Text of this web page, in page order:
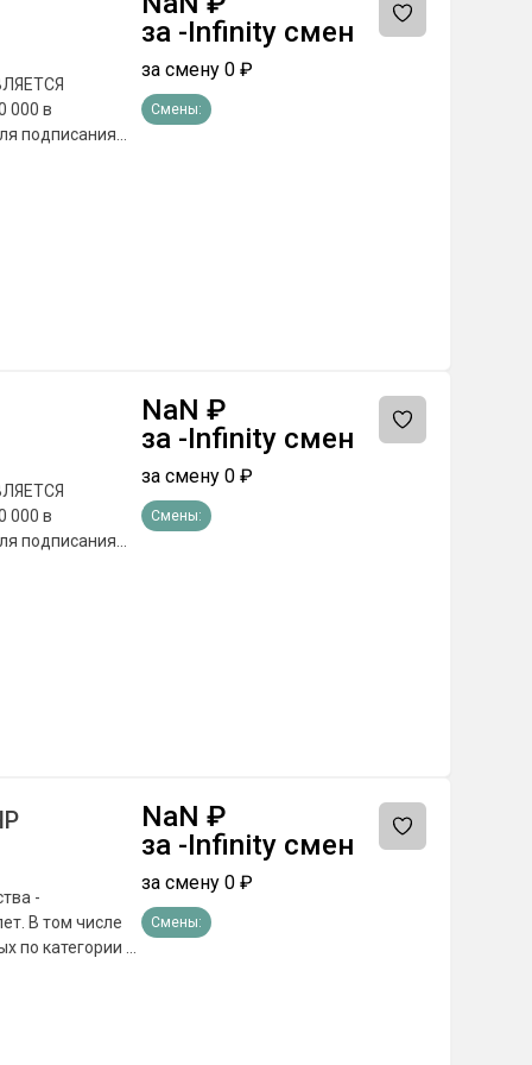
При
за -Infinity смен
за смену 0 ₽
Смены:
При
NaN ₽
за -Infinity смен
за смену 0 ₽
Смены:
В том числе
по категории В,
NaN ₽
за -Infinity смен
за смену 0 ₽
Смены: